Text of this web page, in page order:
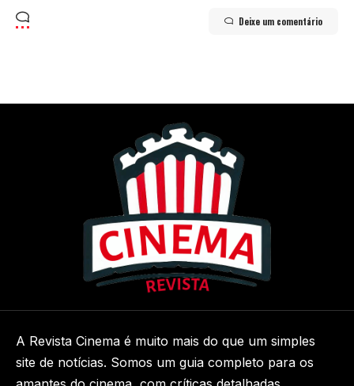
Deixe um comentário
A Revista Cinema é muito mais do que um simples
site de notícias. Somos um guia completo para os